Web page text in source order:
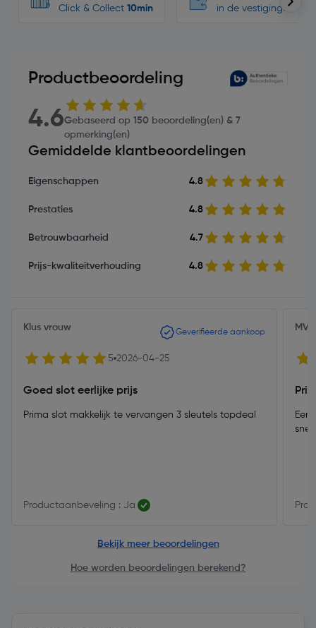
Click & Collect 10min
in de vestigingen
Productbeoordeling
4.6Gebaseerd op 150 beoordeling(en) & 7
opmerking(en)
Gemiddelde klantbeoordelingen
Eigenschappen 4.8
Prestaties 4.8
Betrouwbaarheid 4.7
Prijs-kwaliteitverhouding 4.8
Klus vrouw Geverifieerde aankoop
5 2026-04-25
Goed slot eerlijke prijs
Prima slot makkelijk te vervangen 3 sleutels topdeal
Productaanbeveling : Ja
Bekijk meer beoordelingen
Hoe worden beoordelingen berekend?